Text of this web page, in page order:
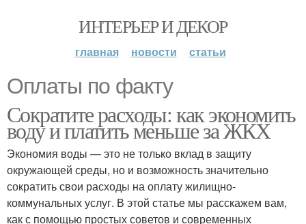
ИНТЕРЬЕР И ДЕКОР
главная новости статьи
Оплаты по факту
Сократите расходы: как экономить
воду и платить меньше за ЖКХ
Экономия воды — это не только вклад в защиту
окружающей среды, но и возможность значительно
сократить свои расходы на оплату жилищно-
коммунальных услуг. В этой статье мы расскажем вам,
как с помощью простых советов и современных